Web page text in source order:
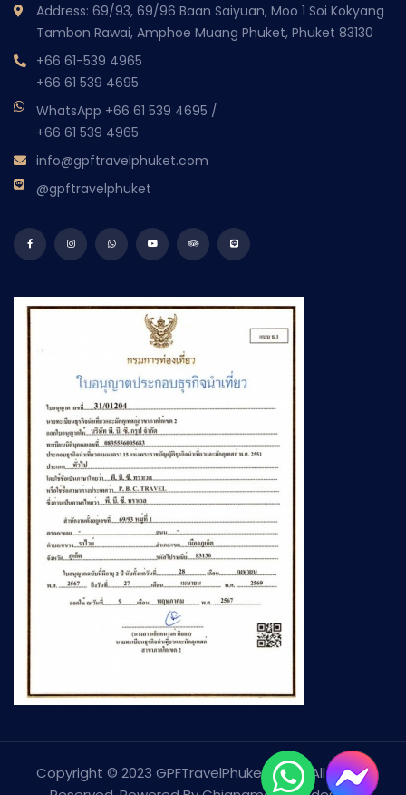
Address: 69/93, 69/96 Baan Saiyuan, Moo 1 Soi Kokyang
Tambon Rawai, Amphoe Muang Phuket, Phuket 83130
+66 61-539 4965
+66 61 539 4695
WhatsApp +66 61 539 4695 /
+66 61 539 4965
info@gpftravelphuket.com
@gpftravelphuket
Copyright © 2023 GPFTravelPhuket.com. All Rights